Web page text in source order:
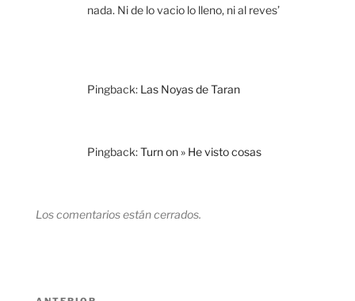
nada. Ni de lo vacio lo lleno, ni al reves’
Pingback: Las Noyas de Taran
Pingback:Turn on » He visto cosas
Los comentarios están cerrados.